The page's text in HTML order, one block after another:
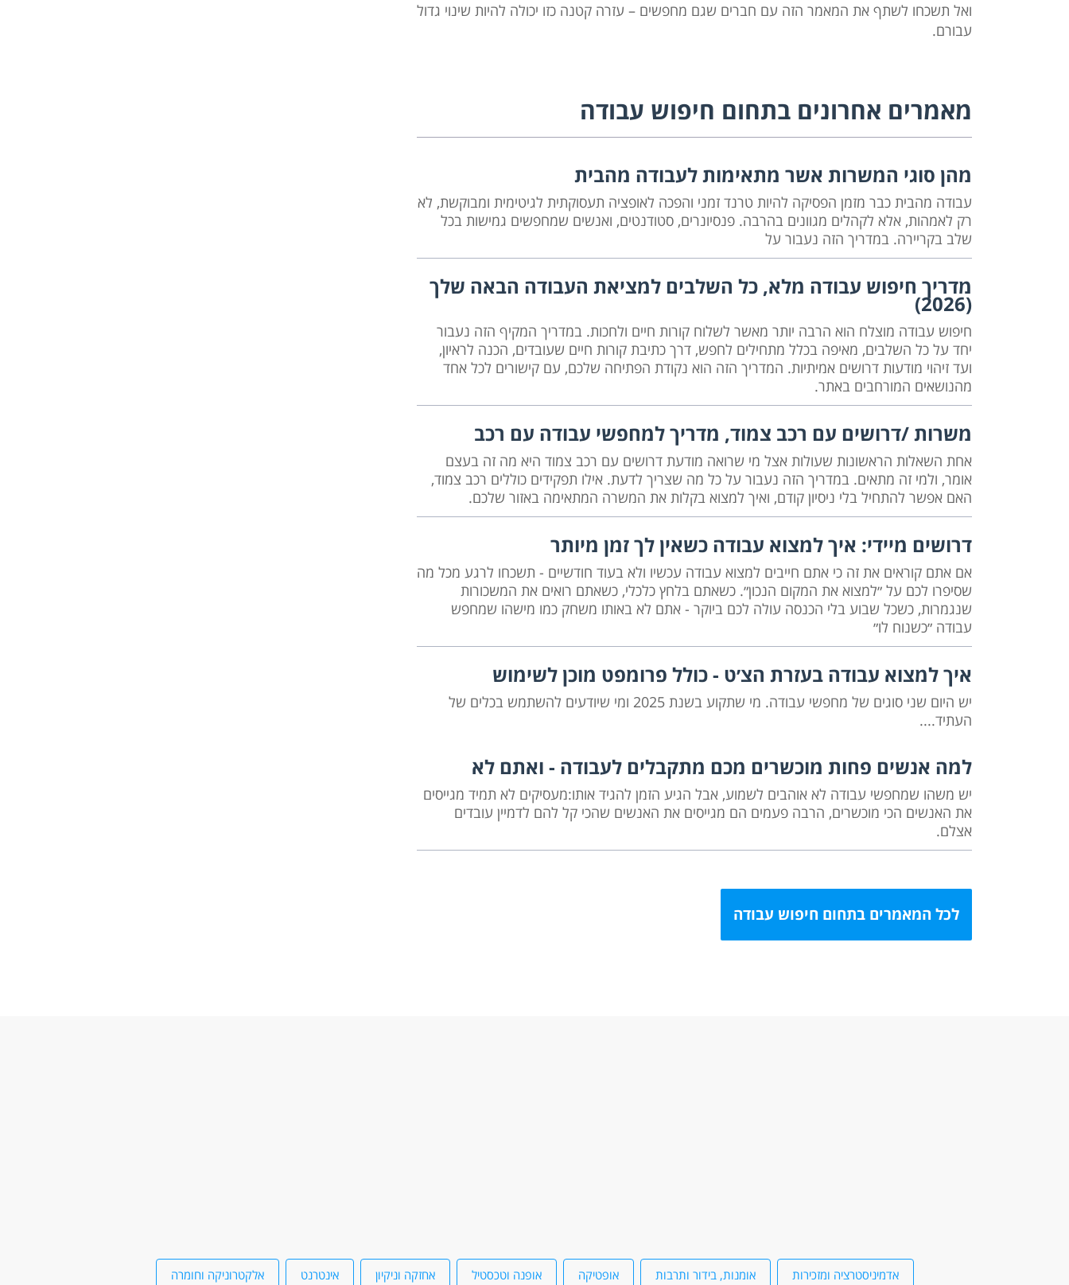
ואל תשכחו לשתף את המאמר הזה עם חברים שגם מחפשים – עזרה קטנה כזו יכולה להיות שינוי גדול
עבורם.
מאמרים אחרונים בתחום חיפוש עבודה
מהן סוגי המשרות אשר מתאימות לעבודה מהבית
עבודה מהבית כבר מזמן הפסיקה להיות טרנד זמני והפכה לאופציה תעסוקתית לגיטימית ומבוקשת, לא
רק לאמהות, אלא לקהלים מגוונים בהרבה. פנסיונרים, סטודנטים, ואנשים שמחפשים גמישות בכל
שלב בקריירה. במדריך הזה נעבור על
מדריך חיפוש עבודה מלא, כל השלבים למציאת העבודה הבאה שלך
(2026)
חיפוש עבודה מוצלח הוא הרבה יותר מאשר לשלוח קורות חיים ולחכות. במדריך המקיף הזה נעבור
יחד על כל השלבים, מאיפה בכלל מתחילים לחפש, דרך כתיבת קורות חיים שעובדים, הכנה לראיון,
ועד זיהוי מודעות דרושים אמיתיות. המדריך הזה הוא נקודת הפתיחה שלכם, עם קישורים לכל אחד
מהנושאים המורחבים באתר.
משרות /דרושים עם רכב צמוד, מדריך למחפשי עבודה עם רכב
אחת השאלות הראשונות שעולות אצל מי שרואה מודעת דרושים עם רכב צמוד היא מה זה בעצם
אומר, ולמי זה מתאים. במדריך הזה נעבור על כל מה שצריך לדעת. אילו תפקידים כוללים רכב צמוד,
האם אפשר להתחיל בלי ניסיון קודם, ואיך למצוא בקלות את המשרה המתאימה באזור שלכם.
דרושים מיידי: איך למצוא עבודה כשאין לך זמן מיותר
אם אתם קוראים את זה כי אתם חייבים למצוא עבודה עכשיו ולא בעוד חודשיים - תשכחו לרגע מכל מה
שסיפרו לכם על ״למצוא את המקום הנכון״. כשאתם בלחץ כלכלי, כשאתם רואים את המשכורות
שנגמרות, כשכל שבוע בלי הכנסה עולה לכם ביוקר - אתם לא באותו משחק כמו מישהו שמחפש
עבודה ״כשנוח לו״
איך למצוא עבודה בעזרת הצ׳ט - כולל פרומפט מוכן לשימוש
יש היום שני סוגים של מחפשי עבודה. מי שתקוע בשנת 2025 ומי שיודעים להשתמש בכלים של
העתיד....
למה אנשים פחות מוכשרים מכם מתקבלים לעבודה - ואתם לא
יש משהו שמחפשי עבודה לא אוהבים לשמוע, אבל הגיע הזמן להגיד אותו:מעסיקים לא תמיד מגייסים
את האנשים הכי מוכשרים, הרבה פעמים הם מגייסים את האנשים שהכי קל להם לדמיין עובדים
אצלם.
לכל המאמרים בתחום חיפוש עבודה
אדמיניסטרציה ומזכירות אומנות, בידור ותרבות אופטיקה אופנה וטכסטיל אחזקה וניקיון אינטרנט אלקטרוניקה וחומרה